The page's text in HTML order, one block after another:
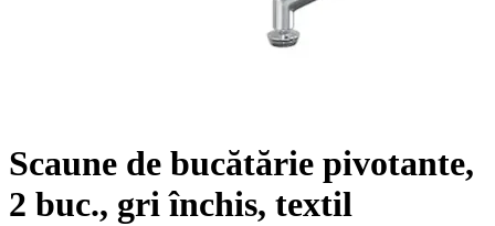
Scaune de bucătărie pivotante,
2 buc., gri închis, textil